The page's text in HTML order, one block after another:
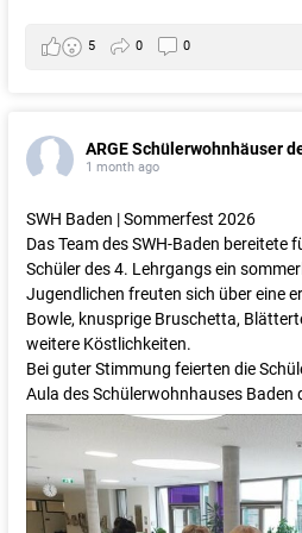
5 0 0
ARGE Schülerwohnhäuser
1 month ago
SWH Baden | Sommerfest 2026
Das Team des SWH-Baden bereitete
Schüler des 4. Lehrgangs ein
Jugendlichen freuten sich über eine
Bowle, knusprige Bruschetta,
weitere Köstlichkeiten.
Bei guter Stimmung feierten die
Aula des Schülerwohnhauses Baden